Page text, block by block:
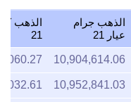
الذهب جرام
عيار 21
الذهب
21
10,904,614.06
10,952,841.03